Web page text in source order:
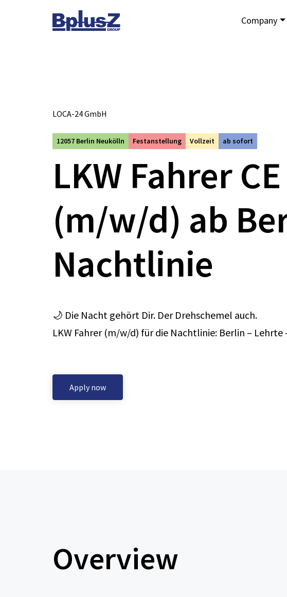
Toggle navigation
Company
LOCA-24 GmbH
12057 Berlin Neukölln Festanstellung Vollzeit ab sofort
LKW Fahrer CE
(m/w/d) ab
Nachtlinie
🌙 Die Nacht gehört Dir. Der Drehschemel auch.
LKW Fahrer (m/w/d) für die Nachtlinie: Berlin – Lehrte
Apply now
Overview